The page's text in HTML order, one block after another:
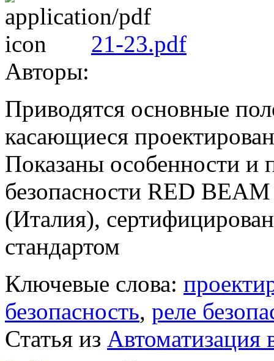
21-23.pdf
Авторы:
Приводятся основные
касающиеся
Показаны особенности и
безопасности RED
(Италия),
стандартом
Ключевые слова:
безопасность, реле
Статья из